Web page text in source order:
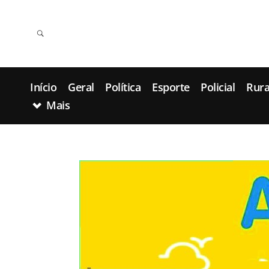
Início Geral Política Esporte Policial
Mais